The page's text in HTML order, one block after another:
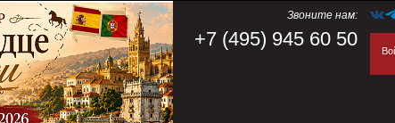
Звоните нам:
+7 (495) 945 60 50